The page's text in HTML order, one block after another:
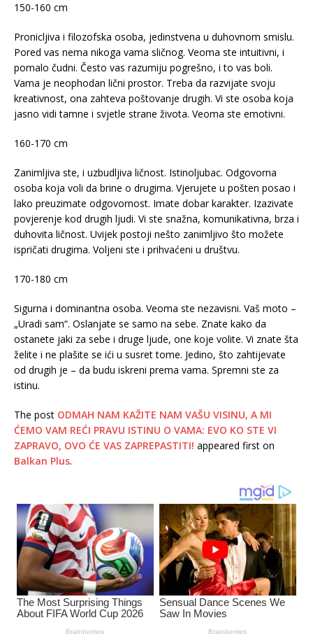
150-160 cm
Pronicljiva i filozofska osoba, jedinstvena u duhovnom smislu.
Pored vas nema nikoga vama sličnog. Veoma ste intuitivni, i
pomalo čudni. Često vas razumiju pogrešno, i to vas boli.
Vama je neophodan lični prostor. Treba da razvijate svoju
kreativnost, ona zahteva poštovanje drugih. Vi ste osoba koja
jasno vidi tamne i svjetle strane života. Veoma ste emotivni.
160-170 cm
Zanimljiva ste, i uzbudljiva ličnost. Istinoljubac. Odgovorna
osoba koja voli da brine o drugima. Vjerujete u pošten posao i
lako preuzimate odgovornost. Imate dobar karakter. Izazivate
povjerenje kod drugih ljudi. Vi ste snažna, komunikativna, brza i
duhovita ličnost. Uvijek postoji nešto zanimljivo što možete
ispričati drugima. Voljeni ste i prihvaćeni u društvu.
170-180 cm
Sigurna i dominantna osoba. Veoma ste nezavisni. Vaš moto –
„Uradi sam“. Oslanjate se samo na sebe. Znate kako da
ostanete jaki za sebe i druge ljude, one koje volite. Vi znate šta
želite i ne plašite se ići u susret tome. Jedino, što zahtijevate
od drugih je – da budu iskreni prema vama. Spremni ste za
istinu.
The post ODMAH NAM KAŽITE NAM VAŠU VISINU, A MI
ĆEMO VAM REĆI PRAVU ISTINU O VAMA: EVO KO STE VI
ZAPRAVO, OVO ĆE VAS ZAPREPASTITI! appeared first on
Balkan Plus.